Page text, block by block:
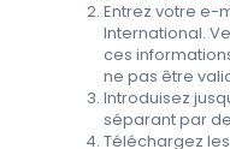
Entrez votre e-
International.
ces
ne pas être
Introduisez
séparant par
Téléchargez